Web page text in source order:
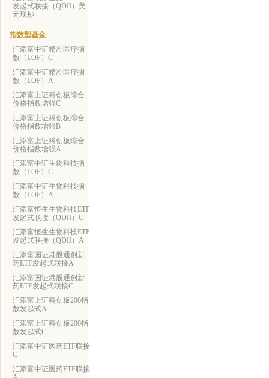
发起式联接（QDII）美
元现钞
指数型基金
汇添富中证精准医疗指
数（LOF）C
汇添富中证精准医疗指
数（LOF）A
汇添富上证科创板综合
价格指数增强C
汇添富上证科创板综合
价格指数增强B
汇添富上证科创板综合
价格指数增强A
汇添富中证生物科技指
数（LOF）C
汇添富中证生物科技指
数（LOF）A
汇添富恒生生物科技ETF
发起式联接（QDII）C
汇添富恒生生物科技ETF
发起式联接（QDII）A
汇添富国证港股通创新
药ETF发起式联接A
汇添富国证港股通创新
药ETF发起式联接C
汇添富上证科创板200指
数发起式A
汇添富上证科创板200指
数发起式C
汇添富中证医药ETF联接
C
汇添富中证医药ETF联接